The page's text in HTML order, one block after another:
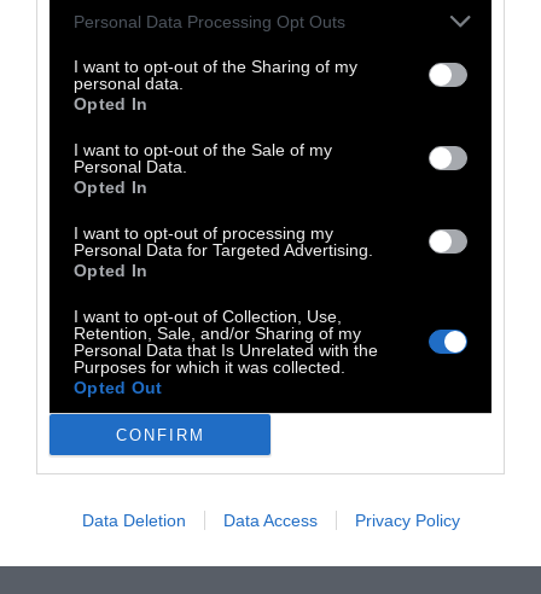
Personal Data Processing Opt Outs
I want to opt-out of the Sharing of my
personal data.
Opted In
I want to opt-out of the Sale of my
Personal Data.
Opted In
I want to opt-out of processing my
Personal Data for Targeted Advertising.
Opted In
I want to opt-out of Collection, Use,
Retention, Sale, and/or Sharing of my
Personal Data that Is Unrelated with the
Purposes for which it was collected.
Opted Out
CONFIRM
Data Deletion Data Access Privacy Policy